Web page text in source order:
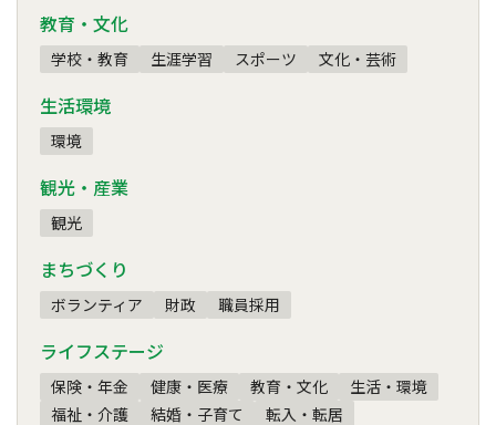
教育・文化
学校・教育 生涯学習 スポーツ 文化・芸術
生活環境
環境
観光・産業
観光
まちづくり
ボランティア 財政 職員採用
ライフステージ
保険・年金 健康・医療 教育・文化
生活・環境
福祉・介護
結婚・子育て 転入・転居